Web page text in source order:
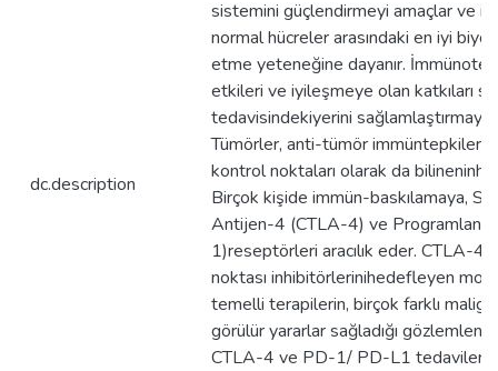
dc.description
sistemini güçlendirmeyi amaçlar ve
normal hücreler arasındaki en iyi
etme yeteneğine dayanır.
etkileri ve iyileşmeye olan katkıları
tedavisindekiyerini
Tümörler, anti-tümör immüntepkilerini
kontrol noktaları olarak da
Birçok kişide immün-baskılamaya,
Antijen-4 (CTLA-4) ve
1)reseptörleri aracılık eder. CTLA-
noktası inhibitörlerinihedefleyen
temelli terapilerin, birçok farklı
görülür yararlar sağladığı
CTLA-4 ve PD-1/ PD-L1